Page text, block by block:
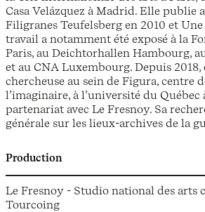
Casa Velázquez à Madrid. Elle publie
Filigranes Teufelsberg en 2010 et
travail a notamment été exposé à la
Paris, au Deichtorhallen Hambourg,
et au CNA Luxembourg. Depuis
chercheuse au sein de Figura, centre
l’imaginaire, à l’université du Québec
partenariat avec Le Fresnoy. Sa
générale sur les lieux-archives de la
Production
Le Fresnoy - Studio national des arts
Tourcoing